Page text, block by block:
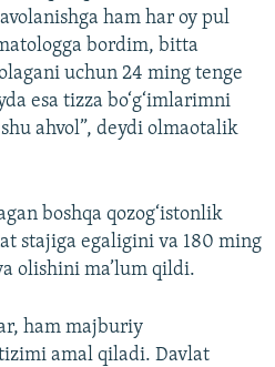
ham har oy pul
bordim, bitta
uchun 24 ming tenge
esa tizza bo‘g‘imlarimni
ahvol”, deydi olmaotalik
boshqa qozog‘istonlik
stajiga egaligini va 180 ming
olishini ma’lum qildi.
ham majburiy
amal qiladi. Davlat